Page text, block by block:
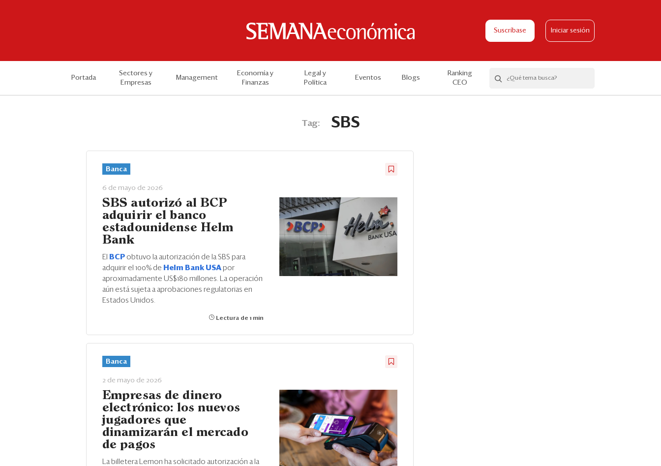
Suscríbase Iniciar sesión
Portada
Sectores y
Empresas
Management
Economía y
Finanzas
Legal y
Política
Eventos Blogs
Ranking
CEO
Tag: SBS
Banca
6 de mayo de 2026
SBS autorizó al BCP
adquirir el banco
estadounidense Helm
Bank
El BCP obtuvo la autorización de la SBS para
adquirir el 100% de Helm Bank USA por
aproximadamente US$180 millones. La operación
aún está sujeta a aprobaciones regulatorias en
Estados Unidos.
Lectura de 1 min
Banca
2 de mayo de 2026
Empresas de dinero
electrónico: los nuevos
jugadores que
dinamizarán el mercado
de pagos
La billetera Lemon ha solicitado autorización a la